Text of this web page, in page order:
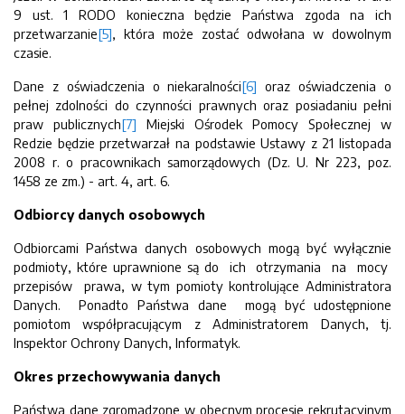
9 ust. 1 RODO konieczna będzie Państwa zgoda na ich
przetwarzanie[5], która może zostać odwołana w dowolnym
czasie.
Dane z oświadczenia o niekaralności[6] oraz oświadczenia o
pełnej zdolności do czynności prawnych oraz posiadaniu pełni
praw publicznych[7] Miejski Ośrodek Pomocy Społecznej w
Redzie będzie przetwarzał na podstawie Ustawy z 21 listopada
2008 r. o pracownikach samorządowych (Dz. U. Nr 223, poz.
1458 ze zm.) - art. 4, art. 6.
Odbiorcy danych osobowych
Odbiorcami Państwa danych osobowych mogą być wyłącznie
podmioty, które uprawnione są do ich otrzymania na mocy
przepisów prawa, w tym pomioty kontrolujące Administratora
Danych. Ponadto Państwa dane mogą być udostępnione
pomiotom współpracującym z Administratorem Danych, tj.
Inspektor Ochrony Danych, Informatyk.
Okres przechowywania danych
Państwa dane zgromadzone w obecnym procesie rekrutacyjnym